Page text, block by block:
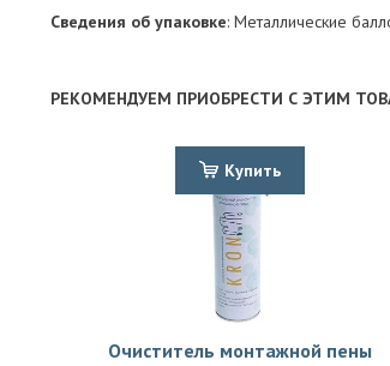
Сведения об упаковке: Металлические
РЕКОМЕНДУЕМ ПРИОБРЕСТИ С ЭТИМ
Очиститель монтажной пены
Купить